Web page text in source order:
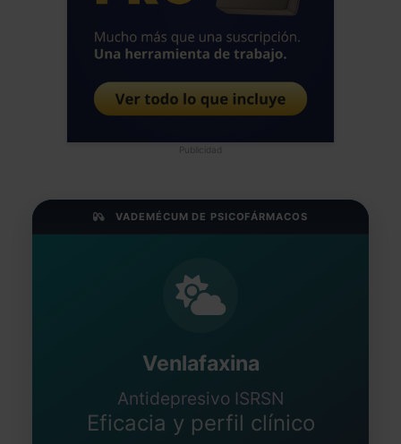
Publicidad
VADEMÉCUM DE PSICOFÁRMACOS
Venlafaxina
Antidepresivo ISRSN
Eficacia y perfil clínico